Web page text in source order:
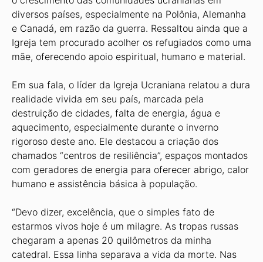
diversos países, especialmente na Polônia, Alemanha
e Canadá, em razão da guerra. Ressaltou ainda que a
Igreja tem procurado acolher os refugiados como uma
mãe, oferecendo apoio espiritual, humano e material.
Em sua fala, o líder da Igreja Ucraniana relatou a dura
realidade vivida em seu país, marcada pela
destruição de cidades, falta de energia, água e
aquecimento, especialmente durante o inverno
rigoroso deste ano. Ele destacou a criação dos
chamados “centros de resiliência”, espaços montados
com geradores de energia para oferecer abrigo, calor
humano e assistência básica à população.
“Devo dizer, excelência, que o simples fato de
estarmos vivos hoje é um milagre. As tropas russas
chegaram a apenas 20 quilômetros da minha
catedral. Essa linha separava a vida da morte. Nas